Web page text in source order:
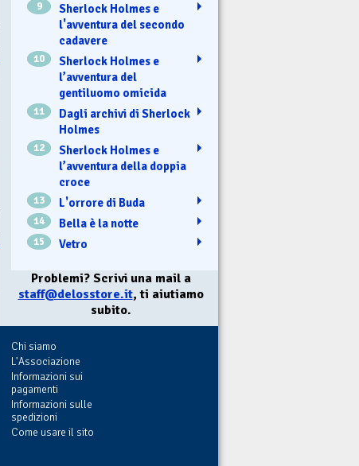
9
Sherlock Holmes e
l'avventura del secondo
cadavere
10
Sherlock Holmes e
l’avventura del
gentiluomo omicida
11
Dagli archivi di Sherlock
Holmes
12
Sherlock Holmes e
l’avventura della doppia
croce
13 L'orrore di Buda
14 Bella è la notte
15 Vetro
Problemi? Scrivi una mail a
staff@delosstore.it, ti aiutiamo
subito.
Chi siamo
L'Associazione
Informazioni sui
pagamenti
Informazioni sulle
spedizioni
Come usare il sito